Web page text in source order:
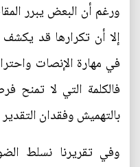
ورغم أن البعض يبرر
إلا أن تكرارها قد
في مهارة الإنصات
فالكلمة التي لا تمنح
بالتهميش وفقدان
وفي تقريرنا نسلط